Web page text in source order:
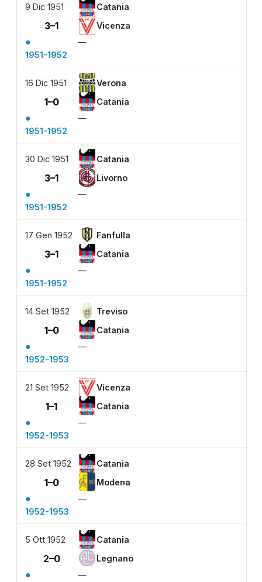
9 Dic 1951 Catania
3–1 Vicenza
●
—
1951-1952
16 Dic 1951 Verona
1–0 Catania
●
—
1951-1952
30 Dic 1951 Catania
3–1 Livorno
●
—
1951-1952
17 Gen 1952 Fanfulla
3–1 Catania
●
—
1951-1952
14 Set 1952 Treviso
1–0 Catania
●
—
1952-1953
21 Set 1952 Vicenza
1–1 Catania
●
—
1952-1953
28 Set 1952 Catania
1–0 Modena
●
—
1952-1953
5 Ott 1952 Catania
2–0 Legnano
●
—